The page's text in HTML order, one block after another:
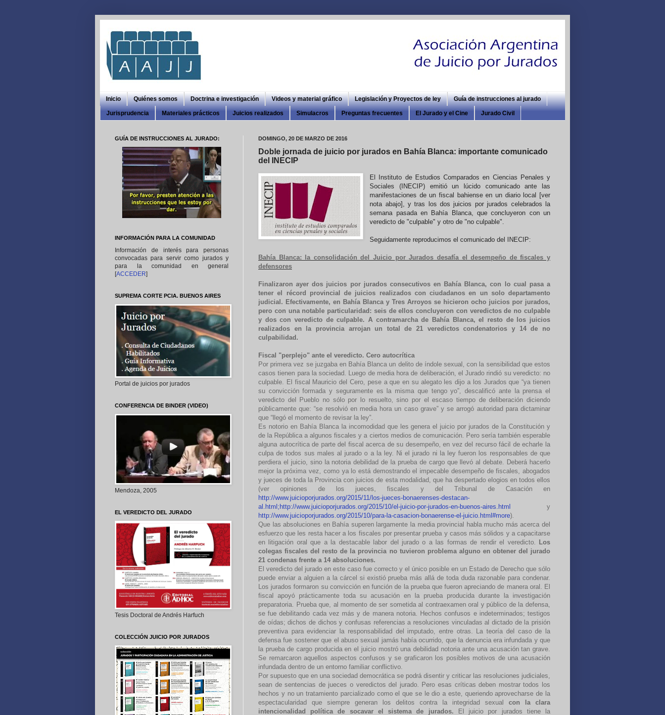
Inicio Quiénes somos Doctrina e investigación Videos y material gráfico Legislación y Proyectos de ley Guía de instrucciones al jurado
Jurisprudencia Materiales prácticos Juicios realizados Simulacros Preguntas frecuentes El Jurado y el Cine Jurado Civil
DOMINGO, 20 DE MARZO DE 2016
Doble jornada de juicio por jurados en Bahía Blanca: importante comunicado
del INECIP
El Instituto de Estudios Comparados en Ciencias Penales y
Sociales (INECIP) emitió un lúcido comunicado ante las
manifestaciones de un fiscal bahiense en un diario local [ver
nota abajo], y tras los dos juicios por jurados celebrados la
semana pasada en Bahía Blanca, que concluyeron con un
veredicto de "culpable" y otro de "no culpable".
Seguidamente reproducimos el comunicado del INECIP:
Bahía Blanca: la consolidación del Juicio por Jurados desafía el desempeño de fiscales y
defensores
Finalizaron ayer dos juicios por jurados consecutivos en Bahía Blanca, con lo cual pasa a
tener el récord provincial de juicios realizados con ciudadanos en un solo departamento
judicial. Efectivamente, en Bahía Blanca y Tres Arroyos se hicieron ocho juicios por jurados,
pero con una notable particularidad: seis de ellos concluyeron con veredictos de no culpable
y dos con veredicto de culpable. A contramarcha de Bahía Blanca, el resto de los juicios
realizados en la provincia arrojan un total de 21 veredictos condenatorios y 14 de no
culpabilidad.
Fiscal "perplejo" ante el veredicto. Cero autocrítica
Por primera vez se juzgaba en Bahía Blanca un delito de índole sexual, con la sensibilidad que estos
casos tienen para la sociedad. Luego de media hora de deliberación, el Jurado rindió su veredicto: no
culpable. El fiscal Mauricio del Cero, pese a que en su alegato les dijo a los Jurados que “ya tienen
su convicción formada y seguramente es la misma que tengo yo”, descalificó ante la prensa el
veredicto del Pueblo no sólo por lo resuelto, sino por el escaso tiempo de deliberación diciendo
públicamente que: “se resolvió en media hora un caso grave” y se arrogó autoridad para dictaminar
que “llegó el momento de revisar la ley”.
Es notorio en Bahía Blanca la incomodidad que les genera el juicio por jurados de la Constitución y
de la República a algunos fiscales y a ciertos medios de comunicación. Pero sería también esperable
alguna autocrítica de parte del fiscal acerca de su desempeño, en vez del recurso fácil de echarle la
culpa de todos sus males al jurado o a la ley. Ni el jurado ni la ley fueron los responsables de que
perdiera el juicio, sino la notoria debilidad de la prueba de cargo que llevó al debate. Deberá hacerlo
mejor la próxima vez, como ya lo está demostrando el impecable desempeño de fiscales, abogados
y jueces de toda la Provincia con juicios de esta modalidad, que ha despertado elogios en todos ellos
(ver opiniones de los jueces, fiscales y del Tribunal de Casación en
http://www.juicioporjurados.org/2015/11/los-jueces-bonaerenses-destacan-
al.html;http://www.juicioporjurados.org/2015/10/el-juicio-por-jurados-en-buenos-aires.html
y
http://www.juicioporjurados.org/2015/10/para-la-casacion-bonaerense-el-juicio.html#more).
Que las absoluciones en Bahía superen largamente la media provincial habla mucho más acerca del
esfuerzo que les resta hacer a los fiscales por presentar prueba y casos más sólidos y a capacitarse
en litigación oral que a la destacable labor del jurado o a las formas de rendir el veredicto.
Los
colegas fiscales del resto de la provincia no tuvieron problema alguno en obtener del jurado
21 condenas frente a 14 absoluciones.
El veredicto del jurado en este caso fue correcto y el único posible en un Estado de Derecho que sólo
puede enviar a alguien a la cárcel si existió prueba más allá de toda duda razonable para condenar.
Los jurados formaron su convicción en función de la prueba que fueron apreciando de manera oral. El
fiscal apoyó prácticamente toda su acusación en la prueba producida durante la investigación
preparatoria. Prueba que, al momento de ser sometida al contraexamen oral y público de la defensa,
se fue debilitando cada vez más y de manera notoria. Hechos confusos e indeterminados; testigos
de oídas; dichos de dichos y confusas referencias a resoluciones vinculadas al dictado de la prisión
preventiva para evidenciar la responsabilidad del imputado, entre otras. La teoría del caso de la
defensa fue sostener que el abuso sexual jamás había ocurrido, que la denuncia era infundada y que
la prueba de cargo producida en el juicio mostró una debilidad notoria ante una acusación tan grave.
Se remarcaron aquellos aspectos confusos y se graficaron los posibles motivos de una acusación
infundada dentro de un entorno familiar conflictivo.
Por supuesto que en una sociedad democrática se podrá disentir y criticar las resoluciones judiciales,
sean de sentencias de jueces o veredictos del jurado. Pero esas críticas deben mostrar todos los
hechos y no un tratamiento parcializado como el que se le dio a este, queriendo aprovecharse de la
espectacularidad que siempre generan los delitos contra la integridad sexual con la clara
intencionalidad política de socavar el sistema de jurados. El juicio por jurados tiene la
GUÍA DE INSTRUCCIONES AL JURADO:
INFORMACIÓN PARA LA COMUNIDAD
Información de interés para personas
convocadas para servir como jurados y
para la comunidad en general
[ACCEDER]
SUPREMA CORTE PCIA. BUENOS AIRES
Portal de juicios por jurados
CONFERENCIA DE BINDER (VIDEO)
Mendoza, 2005
EL VEREDICTO DEL JURADO
Tesis Doctoral de Andrés Harfuch
COLECCIÓN JUICIO POR JURADOS